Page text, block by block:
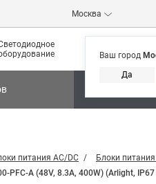
Москва
Ваш город
Да
питания AC/DC Блоки
PFC-A (48V, 8.3A, 400W) (Arlight,